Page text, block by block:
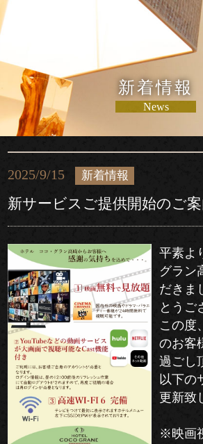
新着情報
News
2025/9/15 新着情報
新サービスご提供開始のご案
平素よ
グラン
だきま
とうご
この度
のお客
過ごし
以下の
更新致
※映画